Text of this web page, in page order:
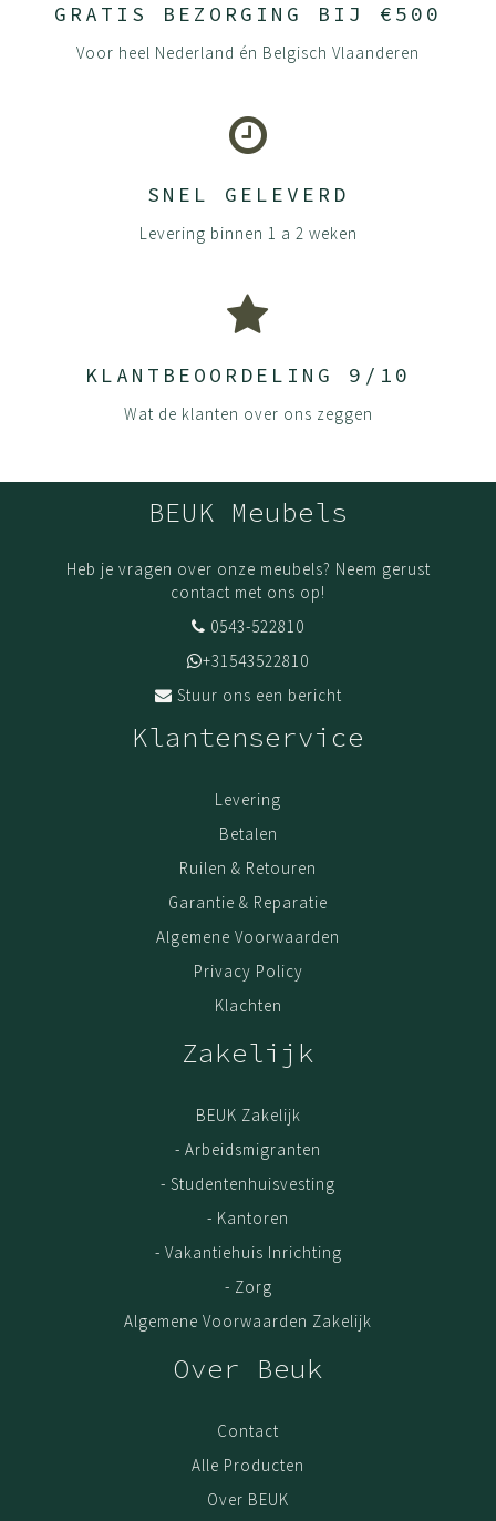
GRATIS BEZORGING BIJ €500
Voor heel Nederland én Belgisch Vlaanderen
SNEL GELEVERD
Levering binnen 1 a 2 weken
KLANTBEOORDELING 9/10
Wat de klanten over ons zeggen
BEUK Meubels
Heb je vragen over onze meubels? Neem gerust
contact met ons op!
0543-522810
+31543522810
Stuur ons een bericht
Klantenservice
Levering
Betalen
Ruilen & Retouren
Garantie & Reparatie
Algemene Voorwaarden
Privacy Policy
Klachten
Zakelijk
BEUK Zakelijk
- Arbeidsmigranten
- Studentenhuisvesting
- Kantoren
- Vakantiehuis Inrichting
- Zorg
Algemene Voorwaarden Zakelijk
Over Beuk
Contact
Alle Producten
Over BEUK